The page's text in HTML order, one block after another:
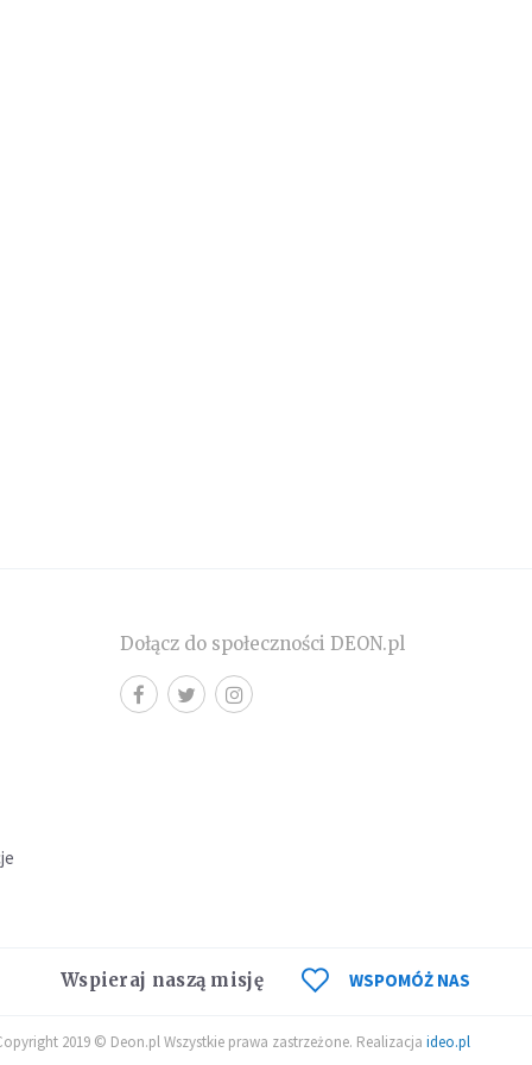
Dołącz do społeczności DEON.pl
Wspieraj naszą misję WSPOMÓŻ NAS
2019 © Deon.pl Wszystkie prawa zastrzeżone. Realizacja ideo.pl